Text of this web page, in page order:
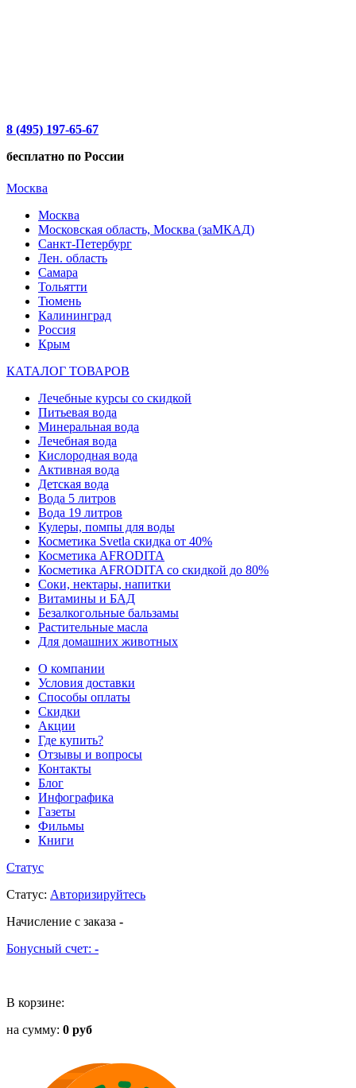
8 (495) 197-65-67
бесплатно по России
Москва
Москва
Московская область, Москва (заМКАД)
Санкт-Петербург
Лен. область
Самара
Тольятти
Тюмень
Калининград
Россия
Крым
КАТАЛОГ ТОВАРОВ
Лечебные курсы со скидкой
Питьевая вода
Минеральная вода
Лечебная вода
Кислородная вода
Активная вода
Детская вода
Вода 5 литров
Вода 19 литров
Кулеры, помпы для воды
Косметика Svetla скидка от 40%
Косметика AFRODITA
Косметика AFRODITA со скидкой до 80%
Соки, нектары, напитки
Витамины и БАД
Безалкогольные бальзамы
Растительные масла
Для домашних животных
О компании
Условия доставки
Способы оплаты
Скидки
Акции
Где купить?
Отзывы и вопросы
Контакты
Блог
Инфографика
Газеты
Фильмы
Книги
Статус
Статус: Авторизируйтесь
Начисление с заказа -
Бонусный счет: -
В корзине:
на сумму: 0 руб